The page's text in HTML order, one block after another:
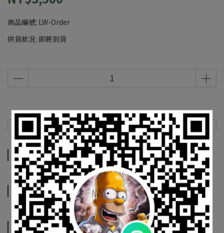
商品編號: LW-Order
供貨狀況: 即將到貨
商品介紹 規格說明 運送方式
商品介紹
規格說明
運送方式